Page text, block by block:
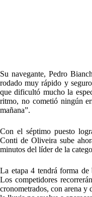
Su navegante, Pedro
rodado muy rápido y
que dificultó mucho la
ritmo, no cometió ningún
mañana”.
Con el séptimo puesto
Conti de Oliveira sube
minutos del líder de la
La etapa 4 tendrá forma
Los competidores
cronometrados, con arena y